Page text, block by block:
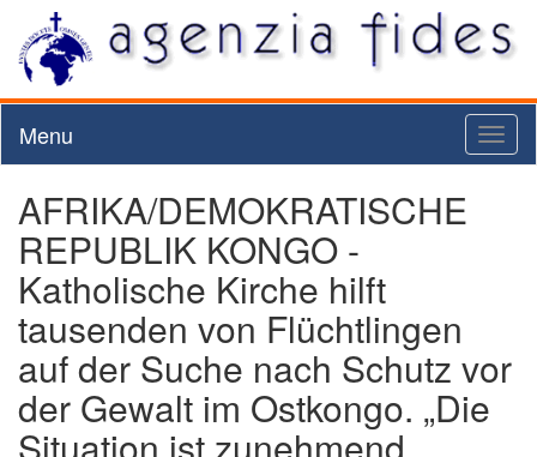
Menu
AFRIKA/DEMOKRATISCHE
REPUBLIK KONGO -
Katholische Kirche hilft
tausenden von Flüchtlingen
auf der Suche nach Schutz vor
der Gewalt im Ostkongo. „Die
Situation ist zunehmend